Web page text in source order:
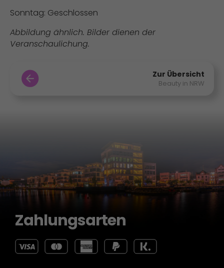
Sonntag: Geschlossen
Abbildung ähnlich. Bilder dienen der
Veranschaulichung.
Zur Übersicht
Beauty in NRW
Zahlungsarten